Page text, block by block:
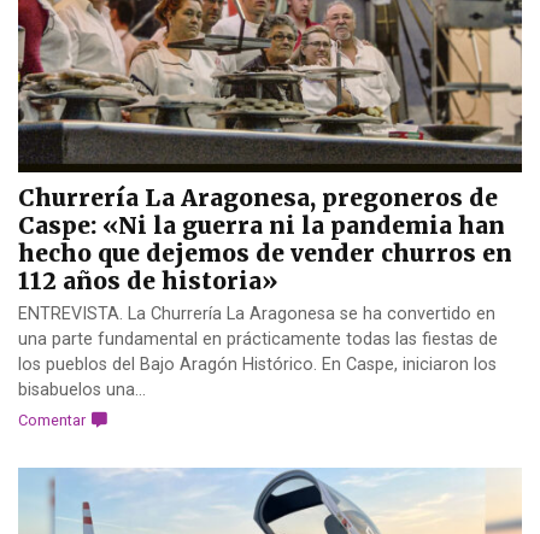
Churrería La Aragonesa, pregoneros de
Caspe: «Ni la guerra ni la pandemia han
hecho que dejemos de vender churros en
112 años de historia»
ENTREVISTA. La Churrería La Aragonesa se ha convertido en
una parte fundamental en prácticamente todas las fiestas de
los pueblos del Bajo Aragón Histórico. En Caspe, iniciaron los
bisabuelos una...
Comentar